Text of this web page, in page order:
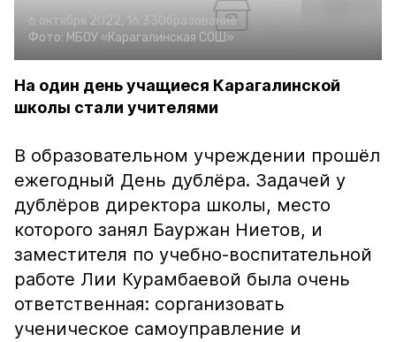
6 октября 2022, 16:33Образование
Фото: МБОУ «Карагалинская СОШ»
На один день учащиеся Карагалинской
школы стали учителями
В образовательном учреждении прошёл
ежегодный День дублёра. Задачей у
дублёров директора школы, место
которого занял Бауржан Ниетов, и
заместителя по учебно-воспитательной
работе Лии Курамбаевой была очень
ответственная: сорганизовать
ученическое самоуправление и